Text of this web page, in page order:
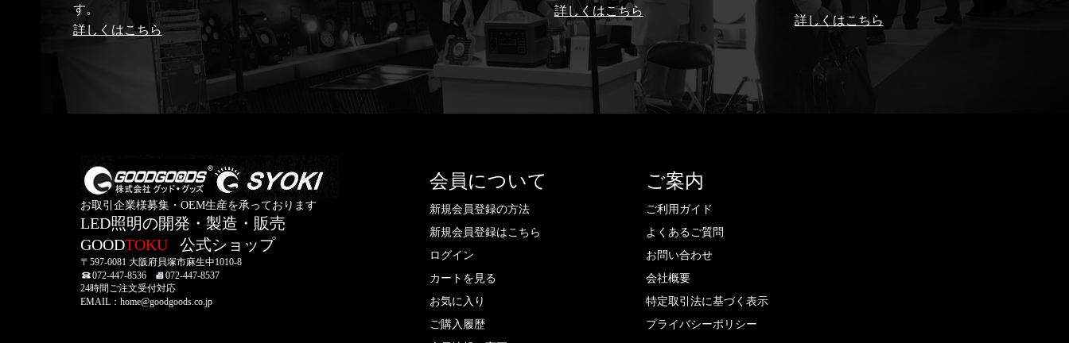
す。
詳しくはこちら
詳しくはこちら
詳しくはこちら
お取引企業様募集・OEM生産を承っております
LED照明の開発・製造・販売
GOODTOKU 公式ショップ
〒597-0081 大阪府貝塚市麻生中1010-8
072-447-8536
072-447-8537
24時間ご注文受付対応
EMAIL：home@goodgoods.co.jp
会員について
新規会員登録の方法
新規会員登録はこちら
ログイン
カートを見る
お気に入り
ご購入履歴
ご案内
ご利用ガイド
よくあるご質問
お問い合わせ
会社概要
特定取引法に基づく表示
プライバシーポリシー